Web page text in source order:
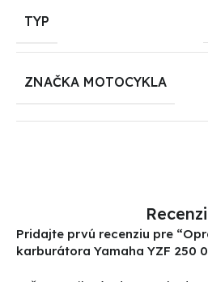
TYP
ZNAČKA MOTOCYKLA
Pridajte prvú recenziu pre
karburátora Yamaha YZF 250